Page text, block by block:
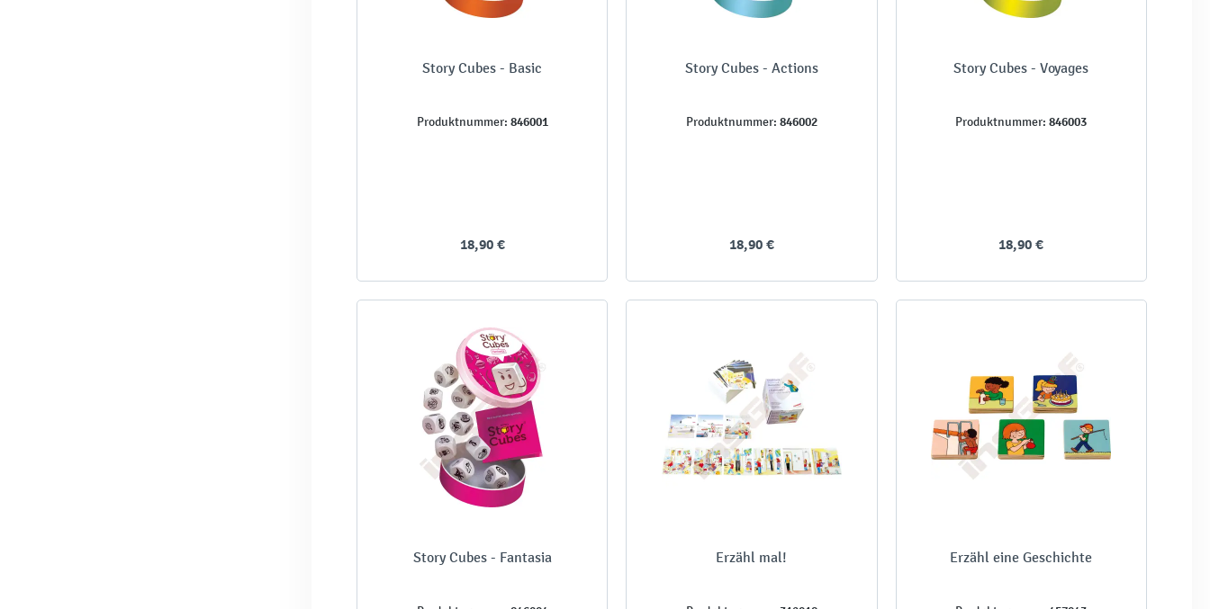
Story Cubes - Basic
Produktnummer: 846001
18,90 €
Story Cubes - Actions
Produktnummer: 846002
18,90 €
Story Cubes - Voyages
Produktnummer: 846003
18,90 €
Story Cubes - Fantasia Erzähl mal! Erzähl eine Geschichte